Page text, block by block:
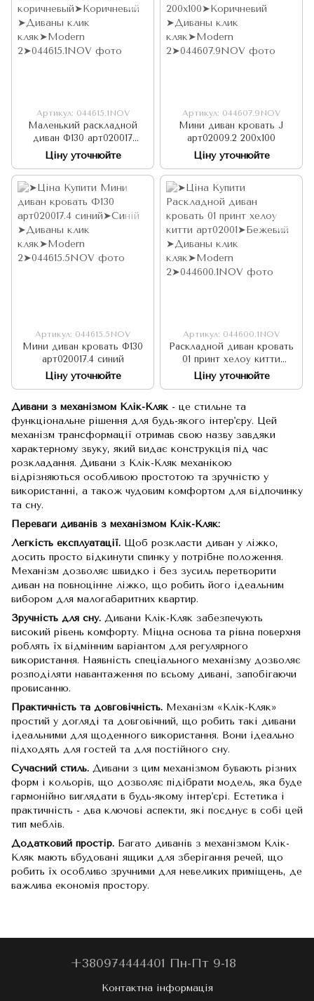
Артикул: 044615.1NOV
Маленький раскладной
диван Ф130 арт020017
коричневый
Ціну уточнюйте
Артикул: 044607.9NOV
Мини диван кровать J
арт02009.2 200х100
Ціну уточнюйте
Артикул: 044615.5NOV
Мини диван кровать Ф130
арт020017.4 синий
Ціну уточнюйте
Артикул: 044600.1NOV
Раскладной диван кровать
01 принт хелоу китти
арт02001
Ціну уточнюйте
Дивани з механізмом Клік-Кляк - це стильне та
функціональне рішення для будь-якого інтер'єру. Цей
механізм трансформації отримав свою назву завдяки
характерному звуку, який видає конструкція під час
розкладання. Дивани з Клік-Кляк механікою
відрізняються особливою простотою та зручністю у
використанні, а також чудовим комфортом для відпочинку
та сну.
Переваги диванів з механізмом Клік-Кляк:
Легкість експлуатації. Щоб розкласти диван у ліжко,
досить просто відкинути спинку у потрібне положення.
Механізм дозволяє швидко і без зусиль перетворити
диван на повноцінне ліжко, що робить його ідеальним
вибором для малогабаритних квартир.
Зручність для сну. Дивани Клік-Кляк забезпечують
високий рівень комфорту. Міцна основа та рівна поверхня
роблять їх відмінним варіантом для регулярного
використання. Наявність спеціального механізму дозволяє
розподіляти навантаження по всьому дивані, запобігаючи
провисанню.
Практичність та довговічність. Механізм «Клік-Кляк»
простий у догляді та довговічний, що робить такі дивани
ідеальними для щоденного використання. Вони ідеально
підходять для гостей та для постійного сну.
Сучасний стиль. Дивани з цим механізмом бувають різних
форм і кольорів, що дозволяє підібрати модель, яка буде
гармонійно виглядати в будь-якому інтер'єрі. Естетика і
практичність - два ключові аспекти, які поєднує в собі цей
тип меблів.
Додатковий простір. Багато диванів з механізмом Клік-
Кляк мають вбудовані ящики для зберігання речей, що
робить їх особливо зручними для невеликих приміщень, де
важлива економія простору.
+380974444401 Пн-Пт 9-18
Контактна інформація